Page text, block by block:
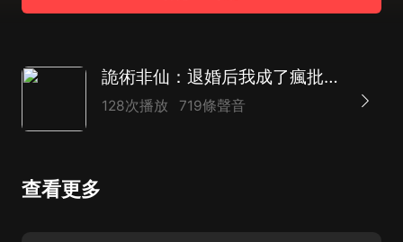
詭術非仙：退婚后我成了瘋批精神病|爆笑沙雕&多女主
128次播放 719條聲音
查看更多